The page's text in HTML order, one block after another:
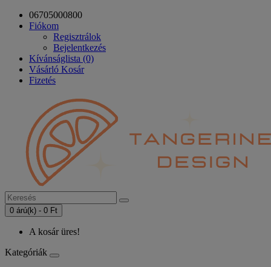
06705000800
Fiókom
Regisztrálok
Bejelentkezés
Kívánságlista (0)
Vásárló Kosár
Fizetés
0 árú(k) - 0 Ft
A kosár üres!
Kategóriák